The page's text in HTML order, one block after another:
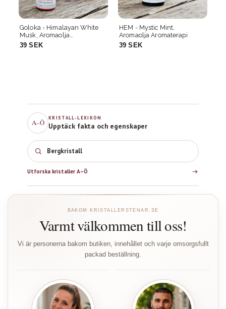
A–Ö
KRISTALL-LEXIKON
Upptäck fakta och egenskaper
Bergkristall
Utforska kristaller A–Ö
BAKOM KRISTALLERSTENAR.SE
Varmt välkommen till oss!
Vi är personerna bakom butiken, innehållet och varje omsorgsfullt
packad beställning.
HEM - Mystic Mint,
Aromaolja Aromaterapi
39 SEK
Stamford Premium Plant
Based - Aromatic Oud,
Aromaolja Aromaterapi
39 SEK